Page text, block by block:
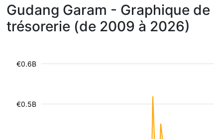
Gudang Garam - Graphique de
trésorerie (de 2009 à 2026)
€0.5B
€0.6B